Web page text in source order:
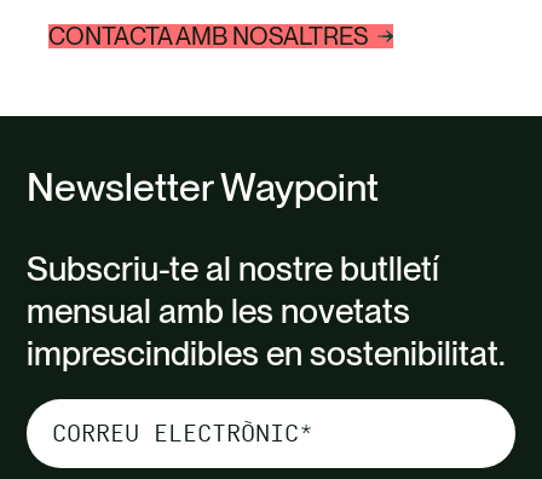
CONTACTA AMB NOSALTRES
Newsletter Waypoint
Subscriu-te al nostre butlletí
mensual amb les novetats
imprescindibles en sostenibilitat.